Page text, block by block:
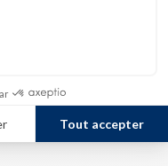
sur nos